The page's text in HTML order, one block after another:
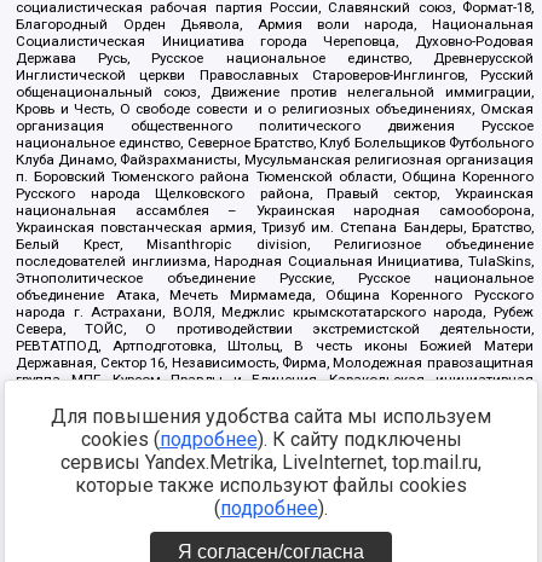
социалистическая рабочая партия России, Славянский союз, Формат-18,
Благородный Орден Дьявола, Армия воли народа, Национальная
Социалистическая Инициатива города Череповца, Духовно-Родовая
Держава Русь, Русское национальное единство, Древнерусской
Инглистической церкви Православных Староверов-Инглингов, Русский
общенациональный союз, Движение против нелегальной иммиграции,
Кровь и Честь, О свободе совести и о религиозных объединениях, Омская
организация общественного политического движения Русское
национальное единство, Северное Братство, Клуб Болельщиков Футбольного
Клуба Динамо, Файзрахманисты, Мусульманская религиозная организация
п. Боровский Тюменского района Тюменской области, Община Коренного
Русского народа Щелковского района, Правый сектор, Украинская
национальная ассамблея – Украинская народная самооборона,
Украинская повстанческая армия, Тризуб им. Степана Бандеры, Братство,
Белый Крест, Misanthropic division, Религиозное объединение
последователей инглиизма, Народная Социальная Инициатива, TulaSkins,
Этнополитическое объединение Русские, Русское национальное
объединение Атака, Мечеть Мирмамеда, Община Коренного Русского
народа г. Астрахани, ВОЛЯ, Меджлис крымскотатарского народа, Рубеж
Севера, ТОЙС, О противодействии экстремистской деятельности,
РЕВТАТПОД, Артподготовка, Штольц, В честь иконы Божией Матери
Державная, Сектор 16, Независимость, Фирма, Молодежная правозащитная
группа МПГ, Курсом Правды и Единения, Каракольская инициативная
Благотворительный пансионат Ак Умут, Русская республика Русь,
Арестантское уголовное единство, Башкорт, Нация и свобода, W.H.С., Фалунь
Дафа, Иртыш Ultras, Русский Патриотический клуб-Новокузнецк/РПК,
Сибирский державный союз, Фонд борьбы с коррупцией, Фонд защиты прав
граждан, Штабы Навального, Совет граждан СССР Прикубанского округа г.
https://minjust.gov.ru/ru/documents/7822/
Для повышения удобства сайта мы используем
cookies (подробнее). К сайту подключены
сервисы Yandex.Metrika, LiveInternet, top.mail.ru,
которые также используют файлы cookies
(подробнее).
Я согласен/согласна